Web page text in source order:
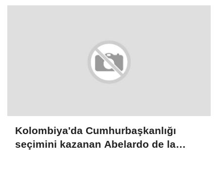
Kolombiya'da Cumhurbaşkanlığı
seçimini kazanan Abelardo de la